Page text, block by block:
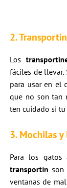
2.
Los
fáciles de llevar.
para usar en el
que no son tan
ten cuidado si
3. Mochilas y
Para los gatos
transportín son
ventanas de